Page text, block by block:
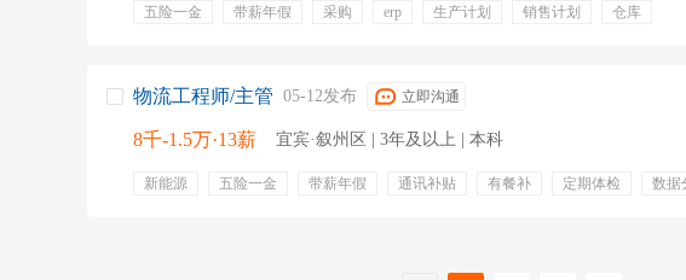
五险一金 带薪年假 采购 erp 生产计划 销售计划
仓库
物流工程师/主管 05-12发布 立即沟通
8千-1.5万·13薪 宜宾·叙州区 | 3年及以上 | 本科
新能源 五险一金 带薪年假 通讯补贴 有餐补 定期体检
数据